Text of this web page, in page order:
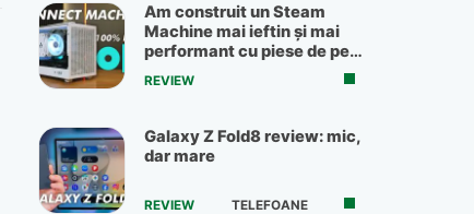
Am construit un Steam
Machine mai ieftin și mai
performant cu piese de pe
OLX
REVIEW
Galaxy Z Fold8 review: mic,
dar mare
REVIEW TELEFOANE